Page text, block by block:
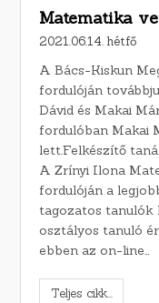
Matematika
2021.06.14. hétfő
A Bács-Kiskun
fordulóján
Dávid és Makai
fordulóban Makai
lett.Felkészítő
A Zrínyi Ilona
fordulóján a
tagozatos tanulók
osztályos tanuló
ebben az on-line…
Teljes cikk...